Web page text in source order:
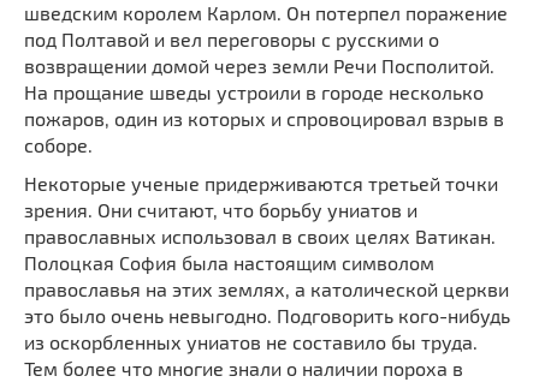
шведским королем Карлом. Он потерпел поражение
под Полтавой и вел переговоры с русскими о
возвращении домой через земли Речи Посполитой.
На прощание шведы устроили в городе несколько
пожаров, один из которых и спровоцировал взрыв в
соборе.
Некоторые ученые придерживаются третьей точки
зрения. Они считают, что борьбу униатов и
православных использовал в своих целях Ватикан.
Полоцкая София была настоящим символом
православья на этих землях, а католической церкви
это было очень невыгодно. Подговорить кого-нибудь
из оскорбленных униатов не составило бы труда.
Тем более что многие знали о наличии пороха в